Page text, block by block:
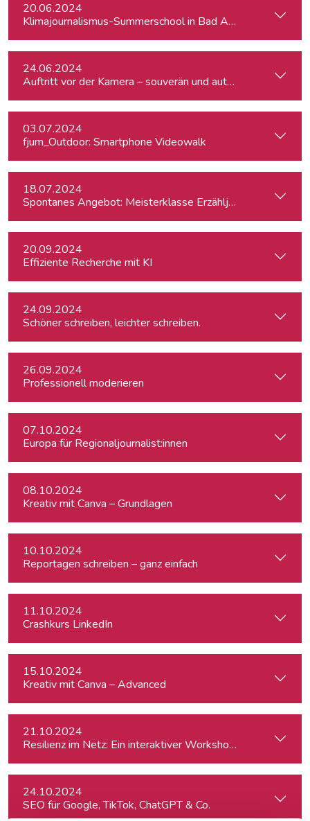
20.06.2024
Klimajournalismus-Summerschool in Bad Aussee
24.06.2024
Auftritt vor der Kamera – souverän und authentisch
03.07.2024
fjum_Outdoor: Smartphone Videowalk
18.07.2024
Spontanes Angebot: Meisterklasse Erzähljournalismus –
20.09.2024
Effiziente Recherche mit KI
24.09.2024
Schöner schreiben, leichter schreiben.
26.09.2024
Professionell moderieren
07.10.2024
Europa für Regionaljournalist:innen
08.10.2024
Kreativ mit Canva – Grundlagen
10.10.2024
Reportagen schreiben – ganz einfach
11.10.2024
Crashkurs LinkedIn
15.10.2024
Kreativ mit Canva – Advanced
21.10.2024
Resilienz im Netz: Ein interaktiver Workshop im Umgang
24.10.2024
SEO für Google, TikTok, ChatGPT & Co.